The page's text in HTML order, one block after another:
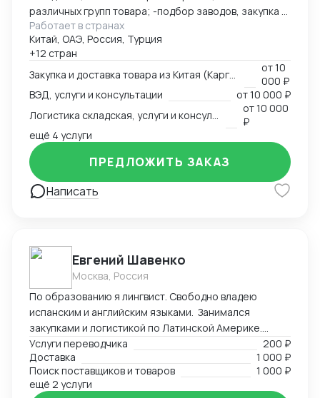
различных групп товара; -подбор заводов, закупка и
доставка товара из Китая (КАРГО и Белый ввоз)
Страны с которыми работаю по сей день: Европа,
США, ОАЭ, Турция, Китай, СНГ
Работает в странах
Китай, ОАЭ, Россия, Турция
+12 стран
от10
000 ₽
ВЭД, услуги и консультации
от10 000 ₽
от10 000
₽
ещё 4 услуги
Написать
ПРЕДЛОЖИТЬ ЗАКАЗ
Евгений Шавенко
Москва, Россия
По образованию я лингвист. Свободно владею
испанским и английским языками. Занимался
закупками и логистикой по Латинской Америке.
Координировал, вел переговоры по закупке,
согласовал цены DDP. Перевозил товары до складов
компании. В данный момент занимаюсь
организацией импорта в Российскую Федерацию из
Услуги переводчика
200 ₽
Доставка
1 000 ₽
Поиск поставщиков и товаров
1 000 ₽
ещё 2 услуги